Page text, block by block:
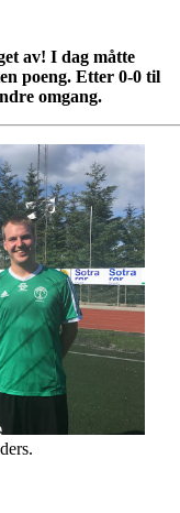
av! I dag måtte
poeng. Etter 0-0 til
omgang.